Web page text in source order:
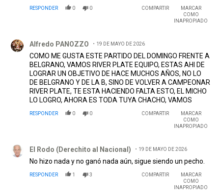
RESPONDER 0 0 COMPARTIR
MARCAR
COMO
INAPROPIADO
Alfredo PANOZZO 19 DE MAYO DE 2026
COMO ME GUSTA ESTE PARTIDO DEL DOMINGO FRENTE A
BELGRANO, VAMOS RIVER PLATE EQUIPO, ESTAS AHI DE
LOGRAR UN OBJETIVO DE HACE MUCHOS AÑOS, NO LO
DE BELGRANO Y DE LA B, SINO DE VOLVER A CAMPEONAR
RIVER PLATE, TE ESTA HACIENDO FALTA ESTO, EL MICHO
LO LOGRO, AHORA ES TODA TUYA CHACHO, VAMOS
RESPONDER 0 0 COMPARTIR
MARCAR
COMO
INAPROPIADO
El Rodo (Derechito al Nacional) 19 DE MAYO DE 2026
No hizo nada y no ganó nada aún, sigue siendo un pecho.
RESPONDER 1 3 COMPARTIR
MARCAR
COMO
INAPROPIADO